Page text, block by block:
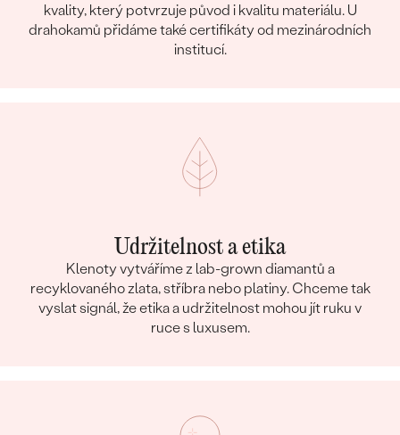
kvality, který potvrzuje původ i kvalitu materiálu. U
drahokamů přidáme také certifikáty od mezinárodních
institucí.
Udržitelnost a etika
Klenoty vytváříme z lab-grown diamantů a
recyklovaného zlata, stříbra nebo platiny. Chceme tak
vyslat signál, že etika a udržitelnost mohou jít ruku v
ruce s luxusem.